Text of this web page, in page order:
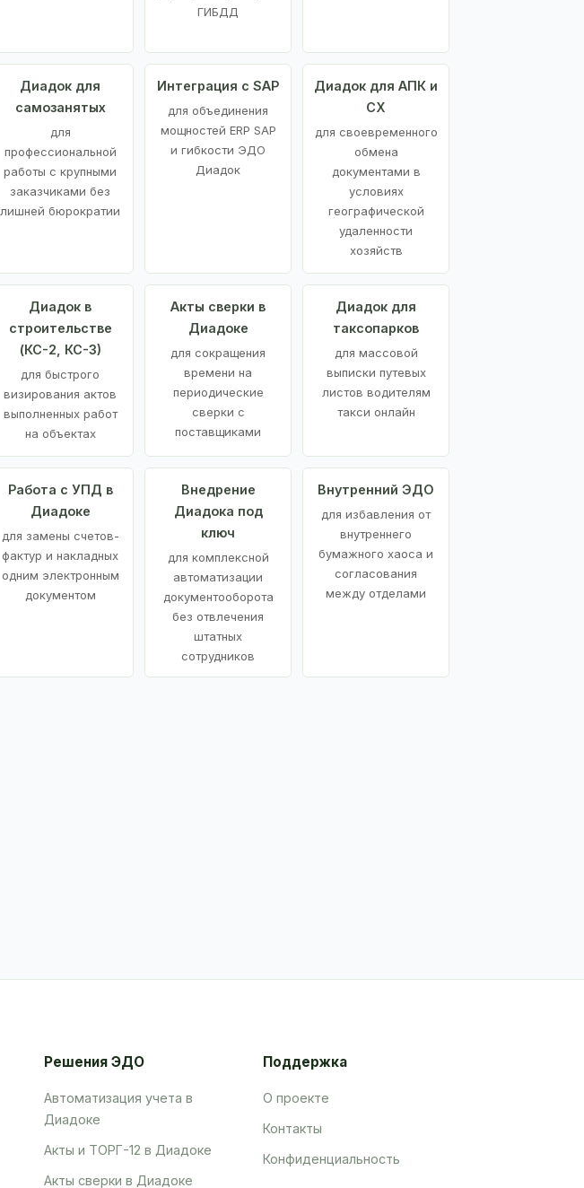
ГИБДД
Диадок для
самозанятых
для
профессиональной
работы с крупными
заказчиками без
лишней бюрократии
Интеграция с SAP
для объединения
мощностей ERP SAP
и гибкости ЭДО
Диадок
Диадок для АПК и
СХ
для своевременного
обмена
документами в
условиях
географической
удаленности
хозяйств
Диадок в
строительстве
(КС-2, КС-3)
для быстрого
визирования актов
выполненных работ
на объектах
Акты сверки в
Диадоке
для сокращения
времени на
периодические
сверки с
поставщиками
Диадок для
таксопарков
для массовой
выписки путевых
листов водителям
такси онлайн
Работа с УПД в
Диадоке
для замены счетов-
фактур и накладных
одним электронным
документом
Внедрение
Диадока под
ключ
для комплексной
автоматизации
документооборота
без отвлечения
штатных
сотрудников
Внутренний ЭДО
для избавления от
внутреннего
бумажного хаоса и
согласования
между отделами
Решения ЭДО
Автоматизация учета в
Диадоке
Акты и ТОРГ-12 в Диадоке
Акты сверки в Диадоке
Поддержка
О проекте
Контакты
Конфиденциальность